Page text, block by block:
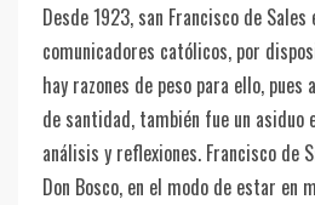
Desde 1923, san Francisco de
comunicadores católicos, por
hay razones de peso para ello,
de santidad, también fue un
análisis y reflexiones. Francisco de
Don Bosco, en el modo de estar en